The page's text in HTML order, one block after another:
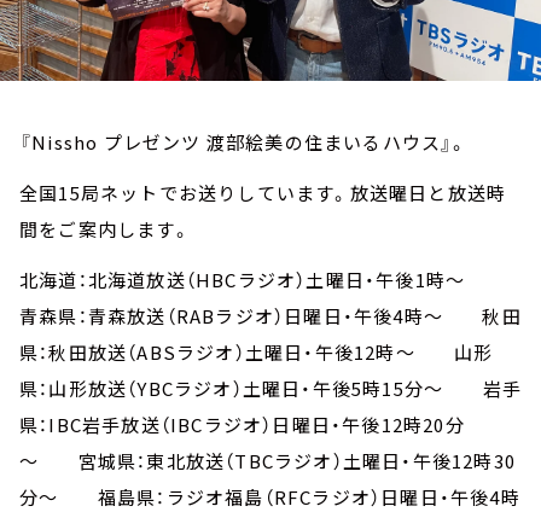
『Nissho プレゼンツ 渡部絵美の住まいるハウス』。
全国15局ネットでお送りしています。放送曜日と放送時
間をご案内します。
北海道：北海道放送（HBCラジオ）土曜日・午後1時～
青森県：青森放送（RABラジオ）日曜日・午後4時～ 秋田
県：秋田放送（ABSラジオ）土曜日・午後12時～ 山形
県：山形放送（YBCラジオ）土曜日・午後5時15分～ 岩手
県：IBC岩手放送（IBCラジオ）日曜日・午後12時20分
～ 宮城県：東北放送（TBCラジオ）土曜日・午後12時30
分～ 福島県：ラジオ福島（RFCラジオ）日曜日・午後4時